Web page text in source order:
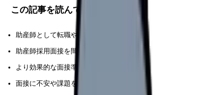
この記事を読んでほしい人
助産師として転職や就職を考えている方
助産師採用面接を間近に控えている方
より効果的な面接準備の方法を知りたい方
面接に不安や課題を感じている方